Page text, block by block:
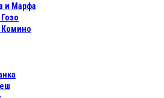
и Марфа
Комино